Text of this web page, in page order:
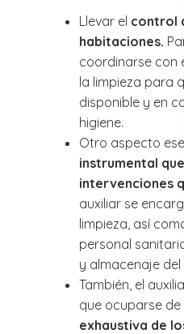
Llevar el control
habitaciones.
coordinarse con
la limpieza para
disponible y en
higiene.
Otro aspecto
instrumental
intervenciones
auxiliar se
limpieza, así
personal
y almacenaje del
También, el
que ocuparse de
exhaustiva de